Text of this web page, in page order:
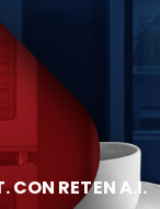
CON RETEN A.I.